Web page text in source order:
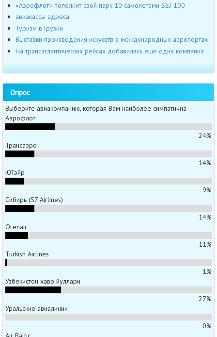
«Аэрофлот» пополнит свой парк 10 самолетами SSJ-100
авиакассы адреса
Туризм в Грузии
Выставки произведения искусств в международных аэропортах
На трансатлантических рейсах добавилась еще одна компания
Опрос
Выберите авиакомпанию, которая Вам наиболее симпатична
Аэрофлот
24%
Трансаэро
14%
ЮТэйр
9%
Сибирь (S7 Airlines)
14%
Orenair
11%
Turkish Airlines
1%
Узбекистон хаво йуллари
27%
Уральские авиалинии
0%